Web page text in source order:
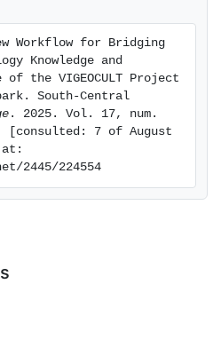
for dissemination
applicable not only to
in the tourism sector,
to university level)
and public
Workflow for Bridging
Knowledge and
the VIGEOCULT Project
South‑Central
. 2025. Vol. 17, num.
[consulted: 7 of August
2445/224554